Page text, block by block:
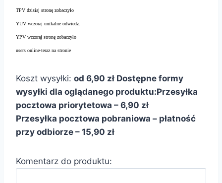
TPV dzisiaj stronę zobaczyło
YUV wczoraj unikalne odwiedz.
YPV wczoraj stronę zobaczyło
users online-teraz na stronie
Koszt wysyłki: od 6,90 zł Dostępne formy
wysyłki dla oglądanego produktu:Przesyłka
pocztowa priorytetowa – 6,90 zł
Przesyłka pocztowa pobraniowa – płatność
przy odbiorze – 15,90 zł
Komentarz do produktu: